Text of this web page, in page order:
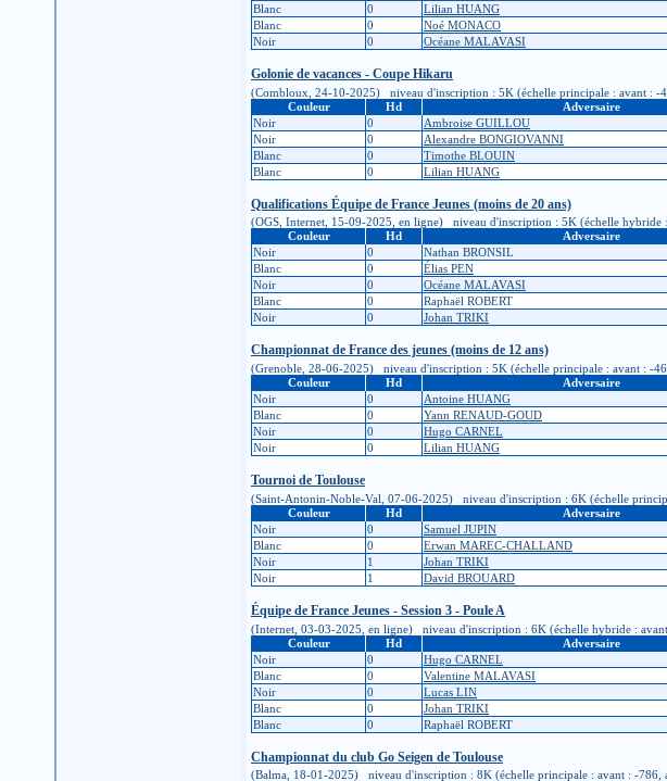
Blanc
0 Lilian HUANG
Blanc
0 Noé MONACO
Noir
0 Océane MALAVASI
Golonie de vacances - Coupe Hikaru
(Combloux, 24-10-2025) niveau d'inscription : 5K (échelle principale : avant : -
Couleur
Hd Adversaire
Noir
0 Ambroise GUILLOU
Noir
0 Alexandre BONGIOVANNI
Blanc
0 Timothe BLOUIN
Blanc
0 Lilian HUANG
Qualifications Équipe de France Jeunes (moins de 20 ans)
(OGS, Internet, 15-09-2025, en ligne) niveau d'inscription : 5K (échelle hybride
Couleur
Hd Adversaire
Noir
0 Nathan BRONSIL
Blanc
0 Élias PEN
Noir
0 Océane MALAVASI
Blanc
0 Raphaël ROBERT
Noir
0 Johan TRIKI
Championnat de France des jeunes (moins de 12 ans)
(Grenoble, 28-06-2025) niveau d'inscription : 5K (échelle principale : avant : -
Couleur
Hd Adversaire
Noir
0 Antoine HUANG
Blanc
0 Yann RENAUD-GOUD
Noir
0 Hugo CARNEL
Noir
0 Lilian HUANG
Tournoi de Toulouse
(Saint-Antonin-Noble-Val, 07-06-2025) niveau d'inscription : 6K (échelle
Couleur
Hd Adversaire
Noir
0 Samuel JUPIN
Blanc
0 Erwan MAREC-CHALLAND
Noir
1 Johan TRIKI
Noir
1 David BROUARD
Équipe de France Jeunes - Session 3 - Poule A
(Internet, 03-03-2025, en ligne) niveau d'inscription : 6K (échelle hybride :
Couleur
Hd Adversaire
Noir
0 Hugo CARNEL
Blanc
0 Valentine MALAVASI
Noir
0 Lucas LIN
Blanc
0 Johan TRIKI
Blanc
0 Raphaël ROBERT
Championnat du club Go Seigen de Toulouse
(Balma, 18-01-2025) niveau d'inscription : 8K (échelle principale : avant : -786,